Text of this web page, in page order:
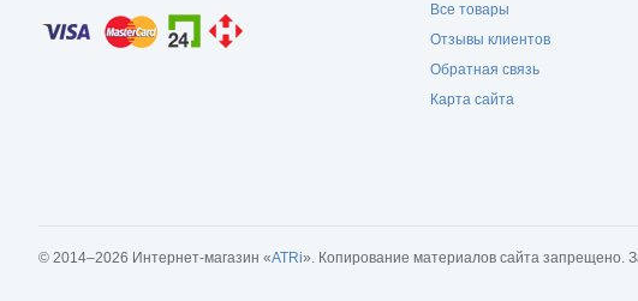
Все товары
Отзывы клиентов
Обратная связь
Карта сайта
© 2014–2026 Интернет-магазин «ATRi». Копирование материалов сайта запрещено.